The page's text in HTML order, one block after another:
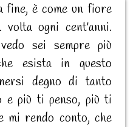
fine, è come un fiore
ogni cent'anni.
sei sempre più
esista in questo
degno di tanto
e più ti penso, più ti
mi rendo conto, che